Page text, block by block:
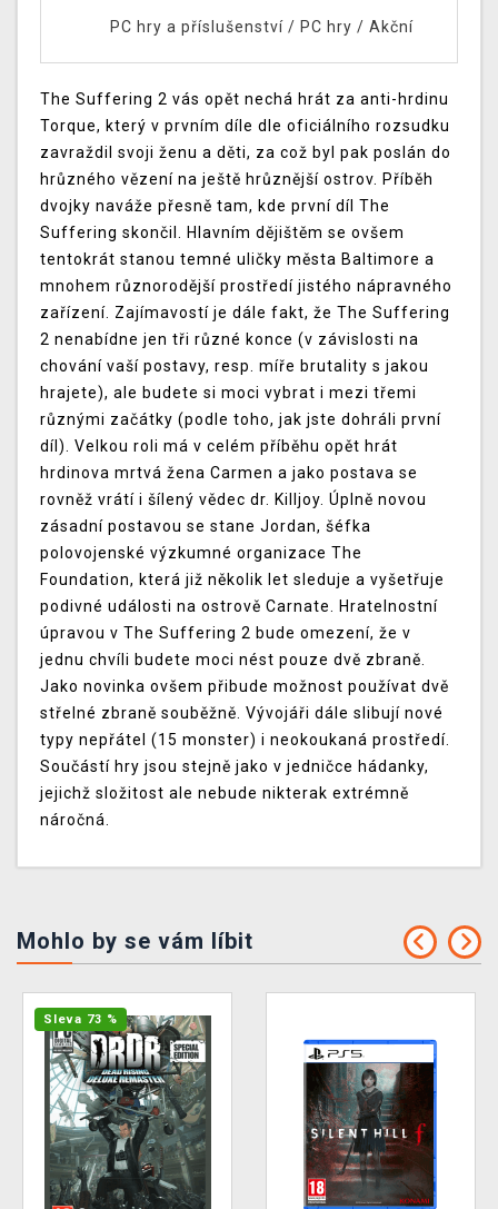
PC hry a příslušenství/ PC hry / Akční
The Suffering 2 vás opět nechá hrát za anti-hrdinu
Torque, který v prvním díle dle oficiálního rozsudku
zavraždil svoji ženu a děti, za což byl pak poslán do
hrůzného vězení na ještě hrůznější ostrov. Příběh
dvojky naváže přesně tam, kde první díl The
Suffering skončil. Hlavním dějištěm se ovšem
tentokrát stanou temné uličky města Baltimore a
mnohem různorodější prostředí jistého nápravného
zařízení. Zajímavostí je dále fakt, že The Suffering
2 nenabídne jen tři různé konce (v závislosti na
chování vaší postavy, resp. míře brutality s jakou
hrajete), ale budete si moci vybrat i mezi třemi
různými začátky (podle toho, jak jste dohráli první
díl). Velkou roli má v celém příběhu opět hrát
hrdinova mrtvá žena Carmen a jako postava se
rovněž vrátí i šílený vědec dr. Killjoy. Úplně novou
zásadní postavou se stane Jordan, šéfka
polovojenské výzkumné organizace The
Foundation, která již několik let sleduje a vyšetřuje
podivné události na ostrově Carnate. Hratelnostní
úpravou v The Suffering 2 bude omezení, že v
jednu chvíli budete moci nést pouze dvě zbraně.
Jako novinka ovšem přibude možnost používat dvě
střelné zbraně souběžně. Vývojáři dále slibují nové
typy nepřátel (15 monster) i neokoukaná prostředí.
Součástí hry jsou stejně jako v jedničce hádanky,
jejichž složitost ale nebude nikterak extrémně
náročná.
Mohlo by se vám líbit
Sleva 73 %